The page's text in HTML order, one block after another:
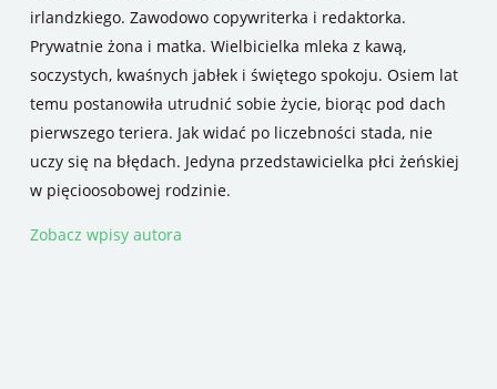
irlandzkiego. Zawodowo copywriterka i redaktorka.
Prywatnie żona i matka. Wielbicielka mleka z kawą,
soczystych, kwaśnych jabłek i świętego spokoju. Osiem lat
temu postanowiła utrudnić sobie życie, biorąc pod dach
pierwszego teriera. Jak widać po liczebności stada, nie
uczy się na błędach. Jedyna przedstawicielka płci żeńskiej
w pięcioosobowej rodzinie.
Zobacz wpisy autora